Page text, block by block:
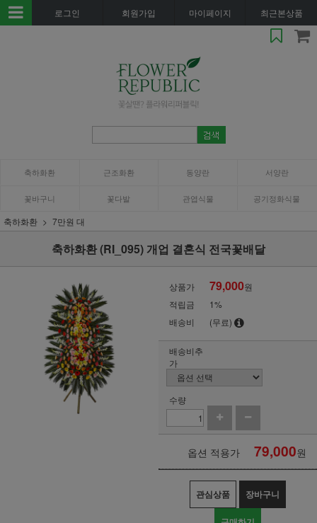
로그인 회원가입 마이페이지 최근본상품
축하화환 근조화환 동양란 서양란
꽃바구니 꽃다발 관엽식물 공기정화식물
축하화환 7만원 대
축하화환 (RI_095) 개업 결혼식 전국꽃배달
상품가 79,000원
적립금
1%
배송비
(무료)
배송비추
가
수량
옵션 적용가 79,000원
관심상품 장바구니